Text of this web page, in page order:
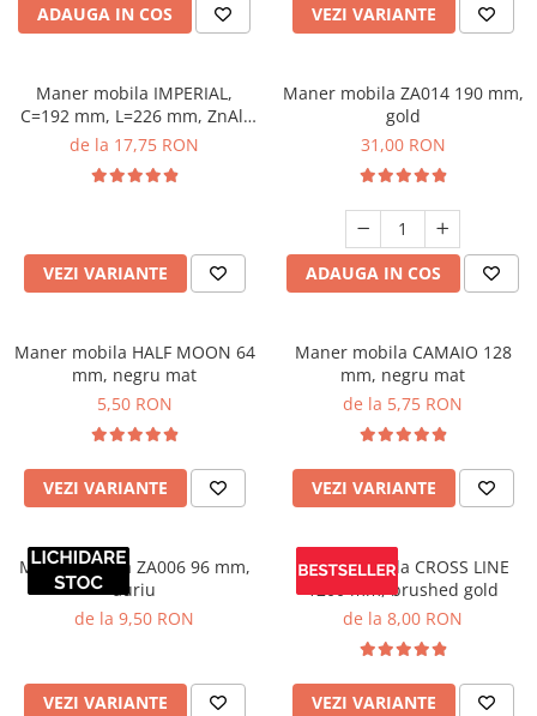
ADAUGA IN COS VEZI VARIANTE
Maner mobila IMPERIAL,
C=192 mm, L=226 mm, ZnAl,
negru mat
de la 17,75 RON
VEZI VARIANTE
Maner mobila ZA014 190 mm,
gold
31,00 RON
ADAUGA IN COS
Maner mobila HALF MOON 64
mm, negru mat
5,50 RON
VEZI VARIANTE
Maner mobila CAMAIO 128
mm, negru mat
de la 5,75 RON
VEZI VARIANTE
Maner mobila ZA006 96 mm,
auriu
de la 9,50 RON
VEZI VARIANTE
Maner mobila CROSS LINE
1200 mm, brushed gold
de la 8,00 RON
VEZI VARIANTE